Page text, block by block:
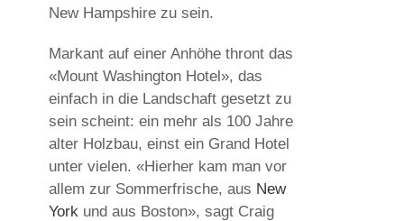
New Hampshire zu sein.
Markant auf einer Anhöhe thront das
«Mount Washington Hotel», das
einfach in die Landschaft gesetzt zu
sein scheint: ein mehr als 100 Jahre
alter Holzbau, einst ein Grand Hotel
unter vielen. «Hierher kam man vor
allem zur Sommerfrische, aus New
York und aus Boston», sagt Craig